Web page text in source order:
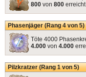
800 von 800 erreicht
Phasenjäger (Rang 4 von 5)
Töte 4000
4.000 von 4.000
Pilzkratzer (Rang 1 von 5)